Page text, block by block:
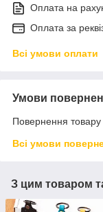
Оплата на
Оплата за
Всі умови оплати
Умови
Повернення
Всі умови
З цим товаром